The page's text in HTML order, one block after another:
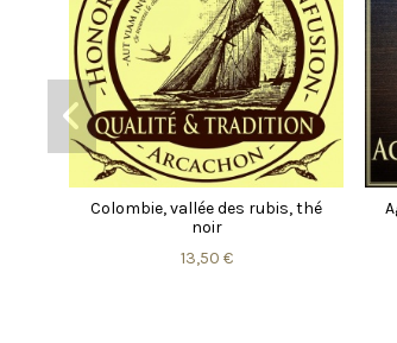
Nuit de Chine, infusion sachets
individuels
11,95 €